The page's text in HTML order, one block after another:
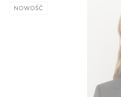
NOWOŚĆ